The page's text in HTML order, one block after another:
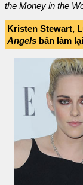
the Money in the
Kristen Stewart,
Angels bản làm